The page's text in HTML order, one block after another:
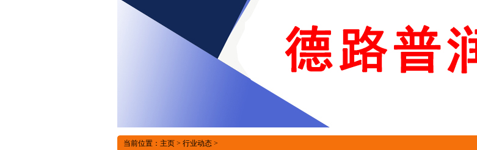
当前位置： 主页 > 行业动态 >